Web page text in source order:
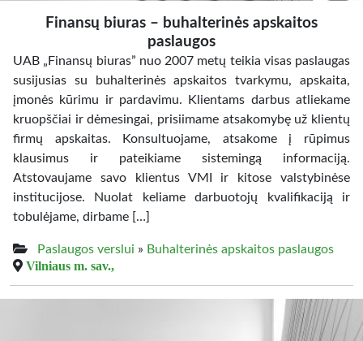
Finansų biuras – buhalterinės apskaitos
paslaugos
UAB „Finansų biuras” nuo 2007 metų teikia visas paslaugas
susijusias su buhalterinės apskaitos tvarkymu, apskaita,
įmonės kūrimu ir pardavimu. Klientams darbus atliekame
kruopščiai ir dėmesingai, prisiimame atsakomybę už klientų
firmų apskaitas. Konsultuojame, atsakome į rūpimus
klausimus ir pateikiame sistemingą informaciją.
Atstovaujame savo klientus VMI ir kitose valstybinėse
institucijose. Nuolat keliame darbuotojų kvalifikaciją ir
tobulėjame, dirbame […]
Paslaugos verslui » Buhalterinės apskaitos paslaugos
Vilniaus m. sav.,